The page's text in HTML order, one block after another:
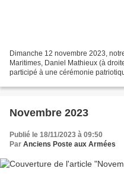
Dimanche 12 novembre 2023,
Maritimes, Daniel Mathieux (à
participé à une cérémonie
Novembre 2023
Publié le 18/11/2023 à 09:50
Par Anciens Poste aux Armées